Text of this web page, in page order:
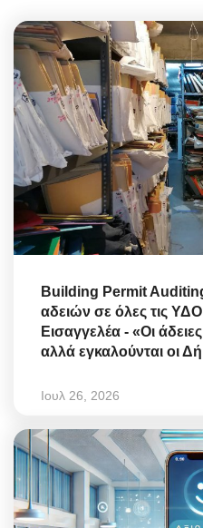
Building Permit
αδειών σε όλες τις
Εισαγγελέα - «Οι
αλλά εγκαλούνται οι
Ιουλ 26, 2026